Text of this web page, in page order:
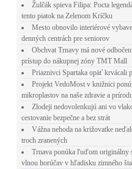
Žulčák spieva Filipa: Pocta
tento piatok na Zelenom Kríčku
Mesto obnovilo interiérové
denných centrách pre seniorov
Obchvat Trnavy má nové
prístup do nákupnej zóny TMT Mall
Priaznivci Spartaka opäť krvácali
Projekt VedoMost v knižnici
mikroplastov na naše zdravie a
Zlodeji nedovolenkujú ani vo
cestovanie bezpečne a bez strát
Vážna nehoda na križovatke
troch zranených
Trnava ponúka ľuďom originálny
vlnou horúčav v hľadisku zimného